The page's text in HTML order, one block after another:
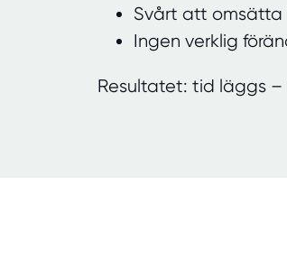
Svårt att omsätta
Ingen verklig
Resultatet: tid läggs